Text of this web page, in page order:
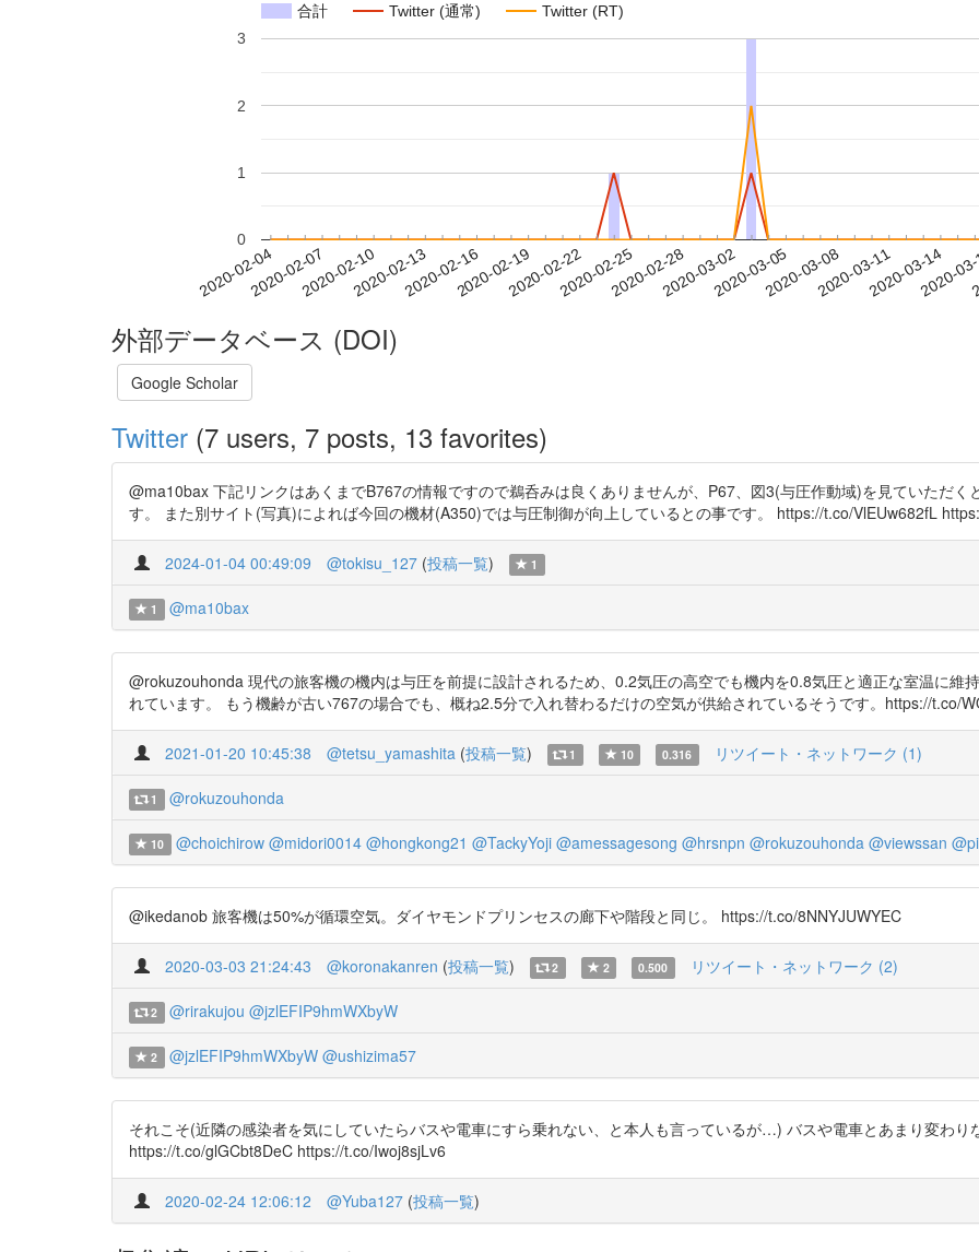
合計 Twitter (通常) Twitter (RT)
2020-02-042020-02-072020-02-102020-02-132020-02-162020-02-192020-02-222020-02-252020-02-282020-03-022020-03-052020-03-082020-03-112020-03-14
2020-
0
1
2
3
外部データベース (DOI)
Google Scholar
Twitter (7 users, 7 posts, 13 favorites)
@ma10bax 下記リンクはあくまでB767の情報ですので鵜呑みは良くありませんが、P67、図3(与圧作動域)を見ていただ
す。 また別サイト(写真)によれば今回の機材(A350)では与圧制御が向上しているとの事です。 https://t.co/VlEUw682fL
2024-01-04 00:49:09 @tokisu_127 (投稿一覧) 1
1 @ma10bax
@rokuzouhonda 現代の旅客機の機内は与圧を前提に設計されるため、0.2気圧の高空でも機内を0.8気圧と適正な室温に維
れています。 もう機齢が古い767の場合でも、概ね2.5分で入れ替わるだけの空気が供給されているそうです。https://t.co/
2021-01-20 10:45:38 @tetsu_yamashita (投稿一覧) 1 10 0.316 リツイート・ネットワーク (1)
1 @rokuzouhonda
10 @choichirow @midori0014 @hongkong21 @TackyYoji @amessagesong @hrsnpn @rokuzouhonda @viewssan
@ikedanob 旅客機は50%が循環空気。ダイヤモンドプリンセスの廊下や階段と同じ。 https://t.co/8NNYJUWYEC
2020-03-03 21:24:43 @koronakanren (投稿一覧) 2 2 0.500 リツイート・ネットワーク (2)
2 @rirakujou @jzlEFIP9hmWXbyW
2 @jzlEFIP9hmWXbyW @ushizima57
それこそ(近隣の感染者を気にしていたらバスや電車にすら乗れない、と本人も言っているが…) バスや電車とあまり変わ
https://t.co/glGCbt8DeC https://t.co/Iwoj8sjLv6
2020-02-24 12:06:12 @Yuba127 (投稿一覧)